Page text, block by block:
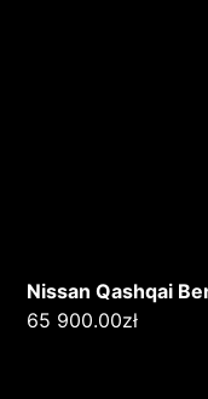
Nissan Qashqai
65 900.00zł